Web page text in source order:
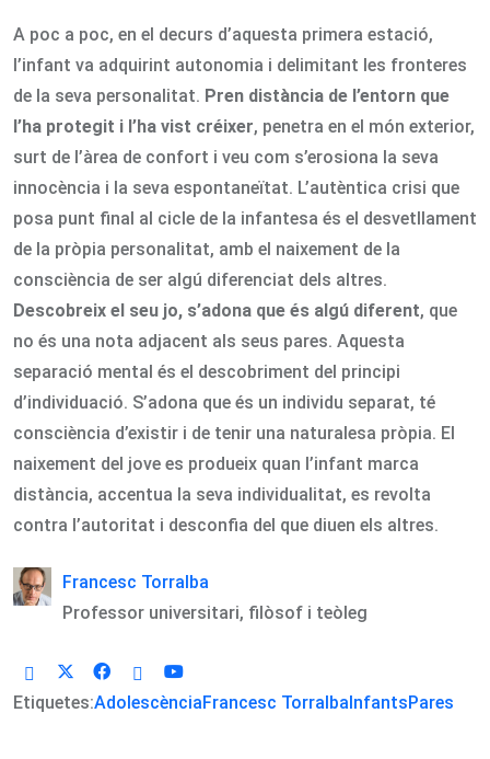
A poc a poc, en el decurs d’aquesta primera estació,
l’infant va adquirint autonomia i delimitant les fronteres
de la seva personalitat. Pren distància de l’entorn que
l’ha protegit i l’ha vist créixer, penetra en el món exterior,
surt de l’àrea de confort i veu com s’erosiona la seva
innocència i la seva espontaneïtat. L’autèntica crisi que
posa punt final al cicle de la infantesa és el desvetllament
de la pròpia personalitat, amb el naixement de la
consciència de ser algú diferenciat dels altres.
Descobreix el seu jo, s’adona que és algú diferent, que
no és una nota adjacent als seus pares. Aquesta
separació mental és el descobriment del principi
d’individuació. S’adona que és un individu separat, té
consciència d’existir i de tenir una naturalesa pròpia. El
naixement del jove es produeix quan l’infant marca
distància, accentua la seva individualitat, es revolta
contra l’autoritat i desconfia del que diuen els altres.
Francesc Torralba
Professor universitari, filòsof i teòleg
Etiquetes:AdolescènciaFrancesc Torralba InfantsPares